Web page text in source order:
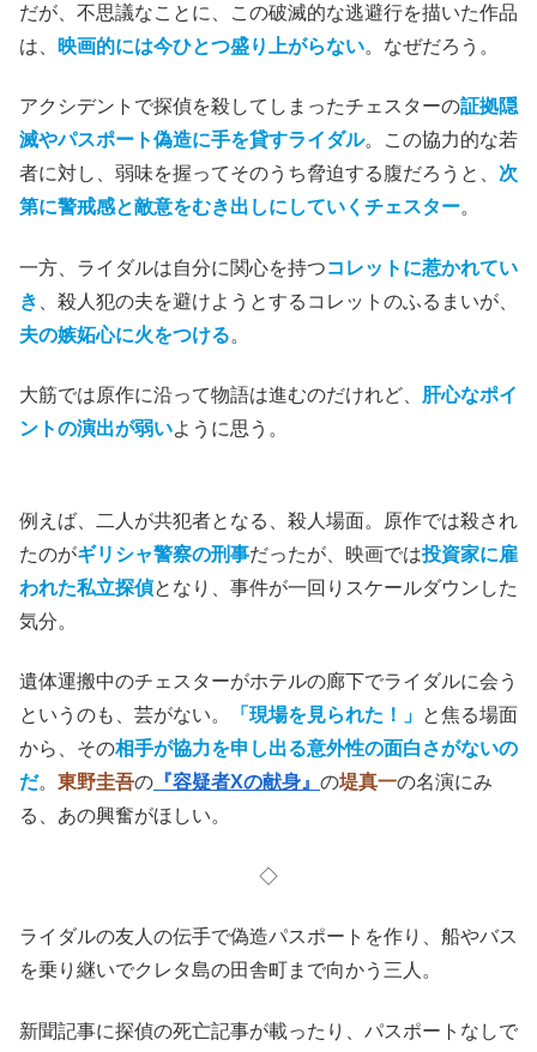
だが、不思議なことに、この破滅的な逃避行を描いた作品
は、
映画的には今ひとつ盛り上がらない。なぜだろう。
アクシデントで探偵を殺してしまったチェスターの証拠隠
滅やパスポート偽造に手を貸すライダル。この協力的な若
者に対し、弱味を握ってそのうち脅迫する腹だろうと、 次
第に警戒感と敵意をむき出しにしていくチェスター。
一方、ライダルは自分に関心を持つコレットに惹かれてい
き
、殺人犯の夫を避けようとするコレットのふるまいが、
夫の嫉妬心に火をつける。
大筋では原作に沿って物語は進むのだけれど、 肝心なポイ
ントの演出が弱いように思う。
例えば、二人が共犯者となる、殺人場面。原作では殺され
たのがギリシャ警察の刑事だったが、映画では投資家に雇
われた私立探偵となり、事件が一回りスケールダウンした
気分。
遺体運搬中のチェスターがホテルの廊下でライダルに会う
というのも、芸がない。
「現場を見られた！」 と焦る場面
から、その相手が協力を申し出る意外性の面白さがないの
だ。 東野圭吾の 『容疑者Xの献身』 の堤真一の名演にみ
る、あの興奮がほしい。
◇
ライダルの友人の伝手で偽造パスポートを作り、船やバス
を乗り継いでクレタ島の田舎町まで向かう三人。
新聞記事に探偵の死亡記事が載ったり、パスポートなしで